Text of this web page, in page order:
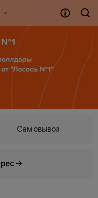
Самовывоз
→